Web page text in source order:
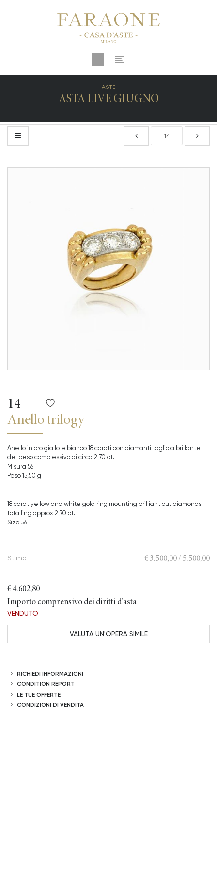
ASTE
ASTA LIVE GIUGNO
14
Anello trilogy
Anello in oro giallo e bianco 18 carati con diamanti taglio a brillante
del peso complessivo di circa 2,70 ct.
Misura 56
Peso 15,50 g
18 carat yellow and white gold ring mounting brilliant cut diamonds
totalling approx 2,70 ct.
Size 56
€ 3.500,00 / 5.500,00
Stima
€ 4.602,80
Importo comprensivo dei diritti d'asta
VENDUTO
VALUTA UN'OPERA SIMILE
RICHIEDI INFORMAZIONI
CONDITION REPORT
LE TUE OFFERTE
CONDIZIONI DI VENDITA